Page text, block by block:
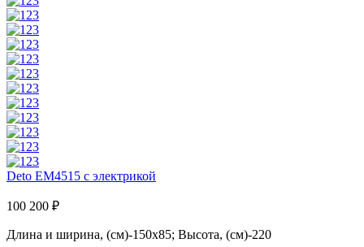
Deto EM4515 с электрикой
100 200 ₽
Длина и ширина, (см)-150x85; Высота, (см)-220